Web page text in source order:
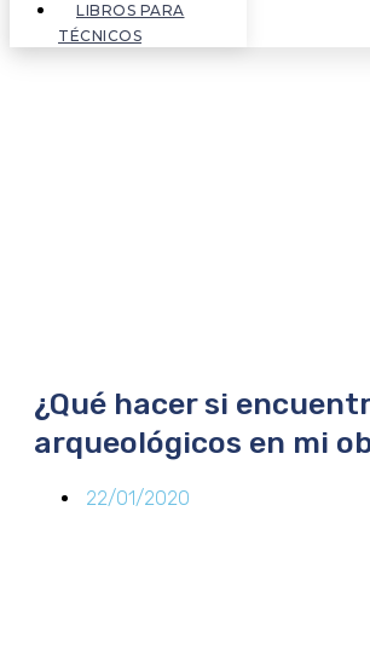
LIBROS PARA
TÉCNICOS
¿Qué hacer si
arqueológicos en mi
22/01/2020